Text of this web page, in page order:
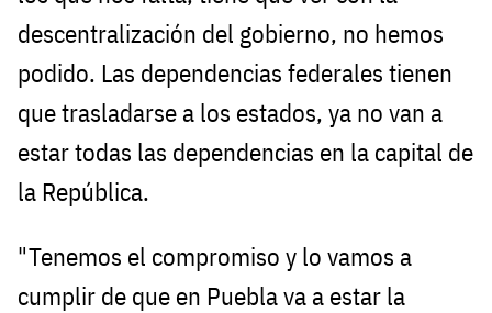
descentralización del gobierno, no hemos
podido. Las dependencias federales tienen
que trasladarse a los estados, ya no van a
estar todas las dependencias en la capital de
la República.
"Tenemos el compromiso y lo vamos a
cumplir de que en Puebla va a estar la